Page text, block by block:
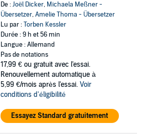
De :Joël Dicker, Michaela Meßner -
Übersetzer,Amelie Thoma - Übersetzer
Lu par :Torben Kessler
Durée : 9 h et 56 min
Langue : Allemand
Pas de notations
17,99 € ou gratuit avec l'essai.
Renouvellement automatique à
5,99 €/mois après l'essai. Voir
conditions d'éligibilité
Essayez Standard gratuitement